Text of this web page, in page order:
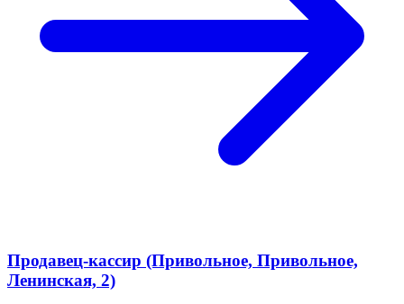
Продавец-кассир (Привольное, Привольное,
Ленинская, 2)